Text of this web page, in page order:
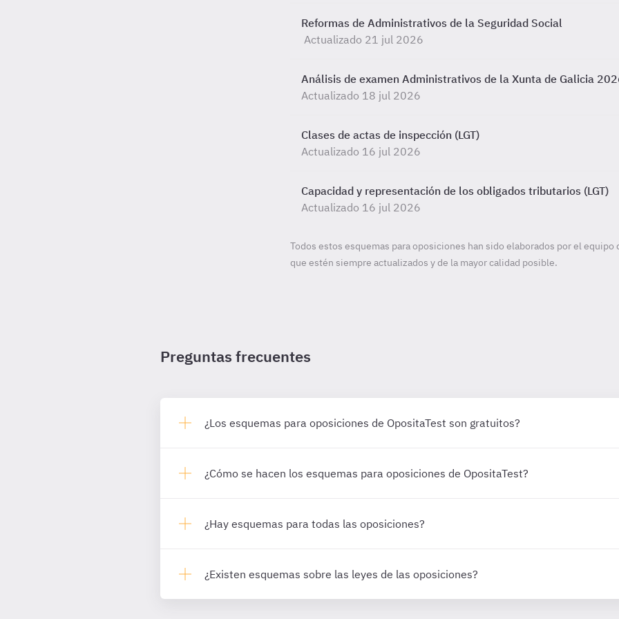
Reformas de Administrativos de la Seguridad Social
Actualizado 21 jul 2026
Análisis de examen Administrativos de la Xunta de Galicia
Actualizado 18 jul 2026
Clases de actas de inspección (LGT)
Actualizado 16 jul 2026
Capacidad y representación de los obligados tributarios (LGT)
Actualizado 16 jul 2026
Todos estos esquemas para oposiciones han sido elaborados por el
que estén siempre actualizados y de la mayor calidad posible.
Preguntas frecuentes
¿Los esquemas para oposiciones de OpositaTest son gratuitos?
¿Cómo se hacen los esquemas para oposiciones de OpositaTest?
¿Hay esquemas para todas las oposiciones?
¿Existen esquemas sobre las leyes de las oposiciones?